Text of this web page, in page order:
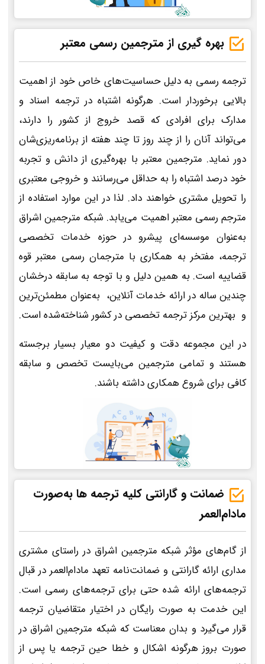
بهره گیری از مترجمین رسمی معتبر
ترجمه رسمی به دلیل حساسیت‌های خاص خود از اهمیت
بالایی برخوردار است. هرگونه اشتباه در ترجمه اسناد و
مدارک برای افرادی که قصد خروج از کشور را دارند،
می‌تواند آنان را از چند روز تا چند هفته از برنامه‌ریزی‌شان
دور نماید. مترجمین معتبر با بهره‌گیری از دانش و تجربه
خود درصد اشتباه را به حداقل می‌رسانند و خروجی معتبری
را تحویل مشتری خواهند داد. لذا در این موارد استفاده از
مترجم رسمی معتبر اهمیت می‌یابد. شبکه مترجمین اشراق
به‌عنوان موسسه‌ای پیشرو در حوزه خدمات تخصصی
ترجمه، مفتخر به همکاری با مترجمان رسمی معتبر قوه
قضاییه است. به همین دلیل و با توجه به سابقه درخشان
چندین ساله در ارائه خدمات آنلاین، به‌عنوان مطمئن‌ترین
و بهترین مرکز ترجمه تخصصی در کشور شناخته‌شده است.
در این مجموعه دقت و کیفیت دو معیار بسیار برجسته
هستند و تمامی مترجمین می‌بایست تخصص و سابقه
کافی برای شروع همکاری داشته باشند.
ضمانت و گارانتی کلیه ترجمه ها به‌صورت
مادام‌العمر
از گام‌های مؤثر شبکه مترجمین اشراق در راستای مشتری
مداری ارائه گارانتی و ضمانت‌نامه تعهد مادام‌العمر در قبال
ترجمه‌های ارائه شده حتی برای ترجمه‌های رسمی است.
این خدمت به صورت رایگان در اختیار متقاضیان ترجمه
قرار می‌گیرد و بدان معناست که شبکه مترجمین اشراق در
صورت بروز هرگونه اشکال و خطا حین ترجمه یا پس از